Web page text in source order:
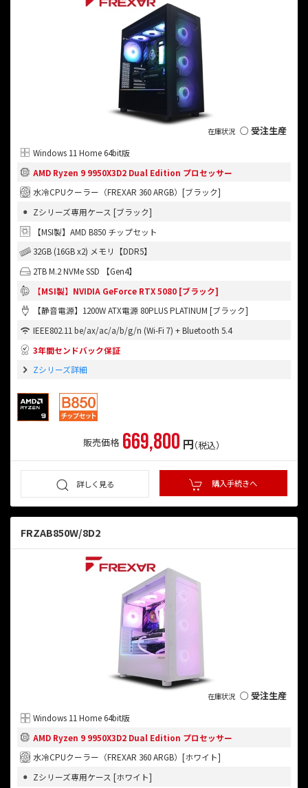
○ 受注生産
Windows 11 Home 64bit版
AMD Ryzen 9 9950X3D2 Dual Edition プロセッサー
水冷CPUクーラー（FREXAR 360 ARGB）[ブラック]
Zシリーズ専用ケース [ブラック]
【MSI製】AMD B850 チップセット
32GB (16GB x2) メモリ【DDR5】
2TB M.2 NVMe SSD 【Gen4】
【MSI製】NVIDIA GeForce RTX 5080 [ブラック]
【静音電源】1200W ATX電源 80PLUS PLATINUM [ブラック]
IEEE802.11 be/ax/ac/a/b/g/n (Wi-Fi 7) + Bluetooth 5.4
3年間センドバック保証
Zシリーズ詳細
販売価格 669,800 円（税込）
詳しく見る 購入手続きへ
FRZAB850W/8D2
○ 受注生産
Windows 11 Home 64bit版
AMD Ryzen 9 9950X3D2 Dual Edition プロセッサー
水冷CPUクーラー（FREXAR 360 ARGB）[ホワイト]
Zシリーズ専用ケース [ホワイト]